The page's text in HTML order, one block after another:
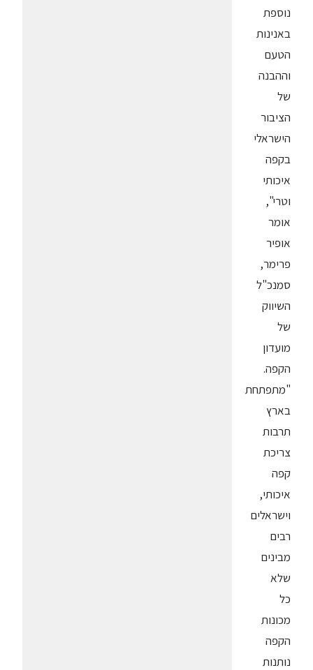
נוספת
באנינות
הטעם
וההבנה
של
הציבור
הישראלי
בקפה
איכותי
וטרי",
אומר
אופיר
פרימר,
סמנכ"ל
השיווק
של
מועדון
הקפה.
"מתפתחת
בארץ
תרבות
צריכת
קפה
איכותי,
וישראלים
רבים
מבינים
שלא
כל
מכונות
הקפה
נותנות